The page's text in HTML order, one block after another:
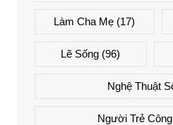
Làm Cha Mẹ (17)
Lẽ Sống (96)
Nghệ Thuật
Người Trẻ